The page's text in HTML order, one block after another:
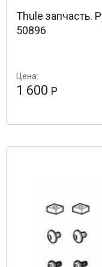
Thule запчасть.
50896
Цена:
1 600 Р